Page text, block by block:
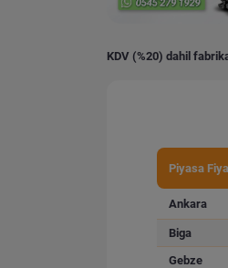
KDV (%20) dahil
Piyasa
Ankara
Biga
Gebze